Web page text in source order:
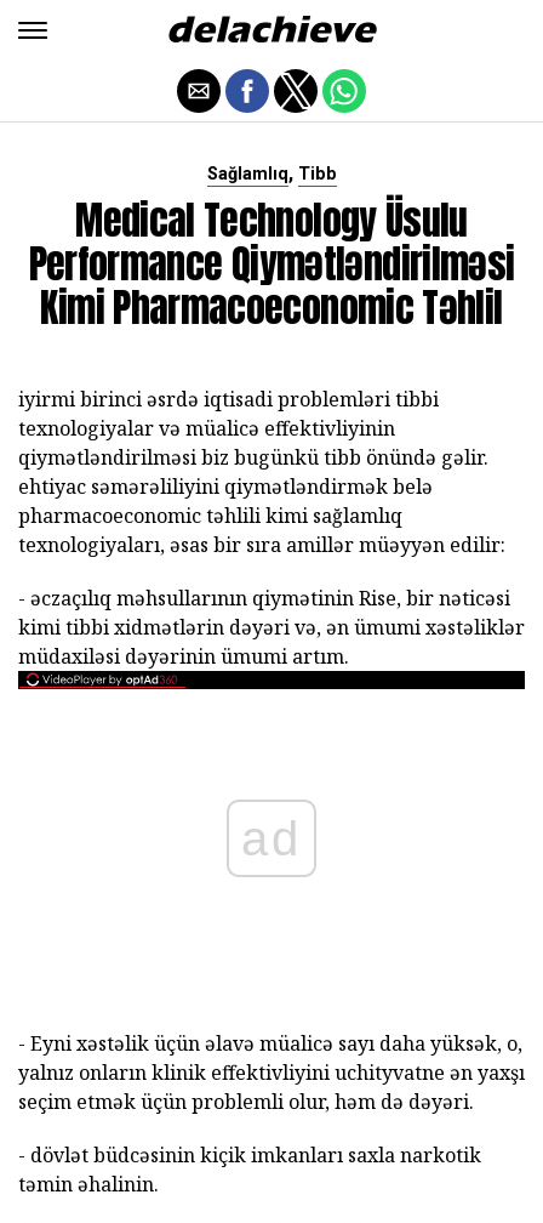
Sağlamlıq, Tibb
Medical Technology Üsulu
Performance Qiymətləndirilməsi
Kimi Pharmacoeconomic Təhlil
iyirmi birinci əsrdə iqtisadi problemləri tibbi
texnologiyalar və müalicə effektivliyinin
qiymətləndirilməsi biz bugünkü tibb önündə gəlir.
ehtiyac səmərəliliyini qiymətləndirmək belə
pharmacoeconomic təhlili kimi sağlamlıq
texnologiyaları, əsas bir sıra amillər müəyyən edilir:
- əczaçılıq məhsullarının qiymətinin Rise, bir nəticəsi
kimi tibbi xidmətlərin dəyəri və, ən ümumi xəstəliklər
müdaxiləsi dəyərinin ümumi artım.
ad
- Eyni xəstəlik üçün əlavə müalicə sayı daha yüksək, o,
yalnız onların klinik effektivliyini uchityvatne ən yaxşı
seçim etmək üçün problemli olur, həm də dəyəri.
- dövlət büdcəsinin kiçik imkanları saxla narkotik
təmin əhalinin.